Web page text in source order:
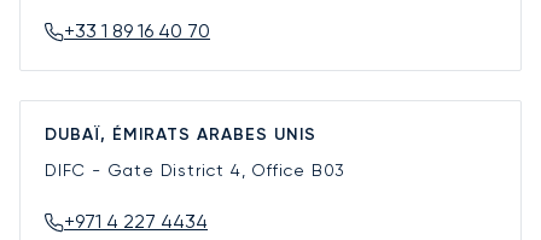
+33 1 89 16 40 70
DUBAÏ, ÉMIRATS ARABES UNIS
DIFC - Gate District 4, Office B03
+971 4 227 4434